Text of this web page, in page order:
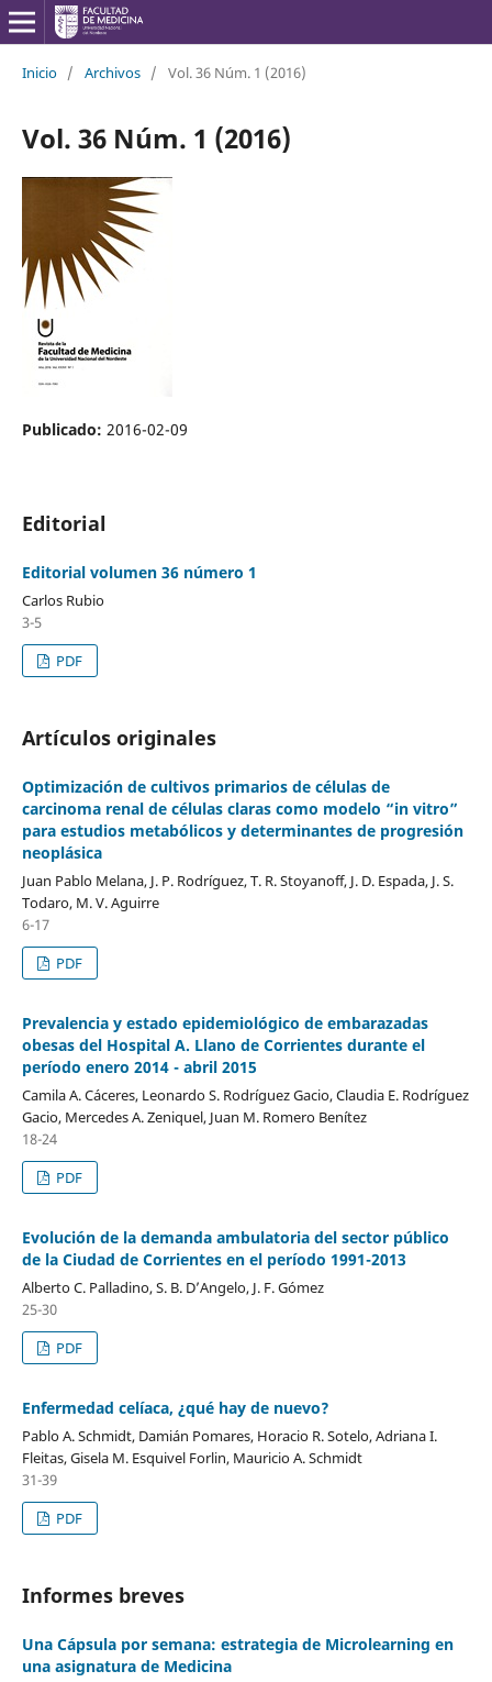
Inicio / Archivos / Vol. 36 Núm. 1 (2016)
Vol. 36 Núm. 1 (2016)
Publicado: 2016-02-09
Editorial
Editorial volumen 36 número 1
Carlos Rubio
3-5
PDF
Artículos originales
Optimización de cultivos primarios de células de
carcinoma renal de células claras como modelo “in vitro”
para estudios metabólicos y determinantes de progresión
neoplásica
Juan Pablo Melana, J. P. Rodríguez, T. R. Stoyanoff, J. D. Espada, J. S.
Todaro, M. V. Aguirre
6-17
PDF
Prevalencia y estado epidemiológico de embarazadas
obesas del Hospital A. Llano de Corrientes durante el
período enero 2014 - abril 2015
Camila A. Cáceres, Leonardo S. Rodríguez Gacio, Claudia E. Rodríguez
Gacio, Mercedes A. Zeniquel, Juan M. Romero Benítez
18-24
PDF
Evolución de la demanda ambulatoria del sector público
de la Ciudad de Corrientes en el período 1991-2013
Alberto C. Palladino, S. B. D’Angelo, J. F. Gómez
25-30
PDF
Enfermedad celíaca, ¿qué hay de nuevo?
Pablo A. Schmidt, Damián Pomares, Horacio R. Sotelo, Adriana I.
Fleitas, Gisela M. Esquivel Forlin, Mauricio A. Schmidt
31-39
PDF
Informes breves
Una Cápsula por semana: estrategia de Microlearning en
una asignatura de Medicina